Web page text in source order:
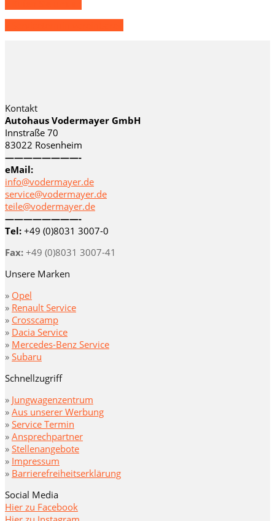
Kontakt
Autohaus Vodermayer GmbH
Innstraße 70
83022 Rosenheim
————————-
eMail:
info@vodermayer.de
service@vodermayer.de
teile@vodermayer.de
————————-
Tel: +49 (0)8031 3007-0
Fax: +49 (0)8031 3007-41
Unsere Marken
» Opel
» Renault Service
» Crosscamp
» Dacia Service
» Mercedes-Benz Service
» Subaru
Schnellzugriff
» Jungwagenzentrum
» Aus unserer Werbung
» Service Termin
» Ansprechpartner
» Stellenangebote
» Impressum
» Barrierefreiheitserklärung
Social Media
Hier zu Facebook